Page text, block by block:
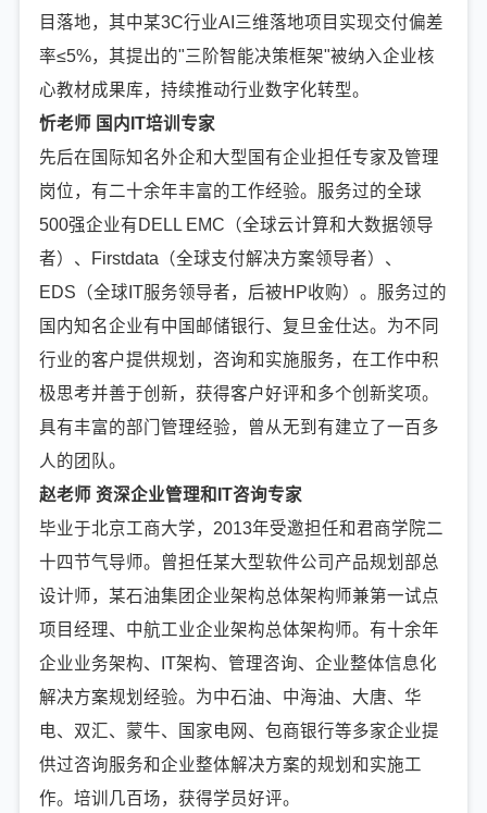
目落地，其中某3C行业AI三维落地项目实现交付偏差
率≤5%，其提出的"三阶智能决策框架"被纳入企业核
心教材成果库，持续推动行业数字化转型。
忻老师 国内IT培训专家
先后在国际知名外企和大型国有企业担任专家及管理
岗位，有二十余年丰富的工作经验。服务过的全球
500强企业有DELL EMC（全球云计算和大数据领导
者）、Firstdata（全球支付解决方案领导者）、
EDS（全球IT服务领导者，后被HP收购）。服务过的
国内知名企业有中国邮储银行、复旦金仕达。为不同
行业的客户提供规划，咨询和实施服务，在工作中积
极思考并善于创新，获得客户好评和多个创新奖项。
具有丰富的部门管理经验，曾从无到有建立了一百多
人的团队。
赵老师 资深企业管理和IT咨询专家
毕业于北京工商大学，2013年受邀担任和君商学院二
十四节气导师。曾担任某大型软件公司产品规划部总
设计师，某石油集团企业架构总体架构师兼第一试点
项目经理、中航工业企业架构总体架构师。有十余年
企业业务架构、IT架构、管理咨询、企业整体信息化
解决方案规划经验。为中石油、中海油、大唐、华
电、双汇、蒙牛、国家电网、包商银行等多家企业提
供过咨询服务和企业整体解决方案的规划和实施工
作。培训几百场，获得学员好评。